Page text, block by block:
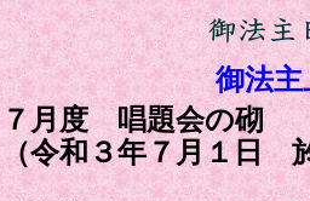
御法主
７月度 唱題会の砌
（令和３年７月１日